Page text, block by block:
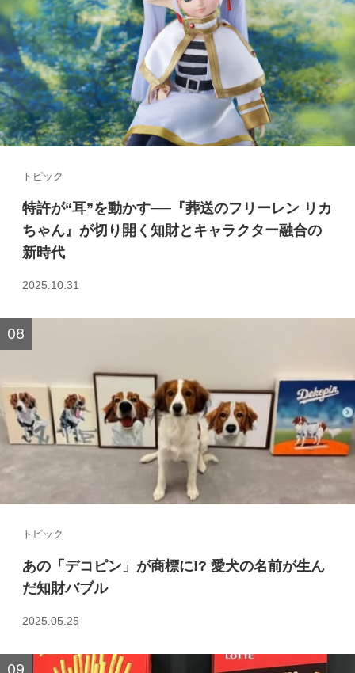
トピック
特許が“耳”を動かす──『葬送のフリーレン リカ
ちゃん』が切り開く知財とキャラクター融合の
新時代
2025.10.31
トピック
あの「デコピン」が商標に!? 愛犬の名前が生ん
だ知財バブル
2025.05.25